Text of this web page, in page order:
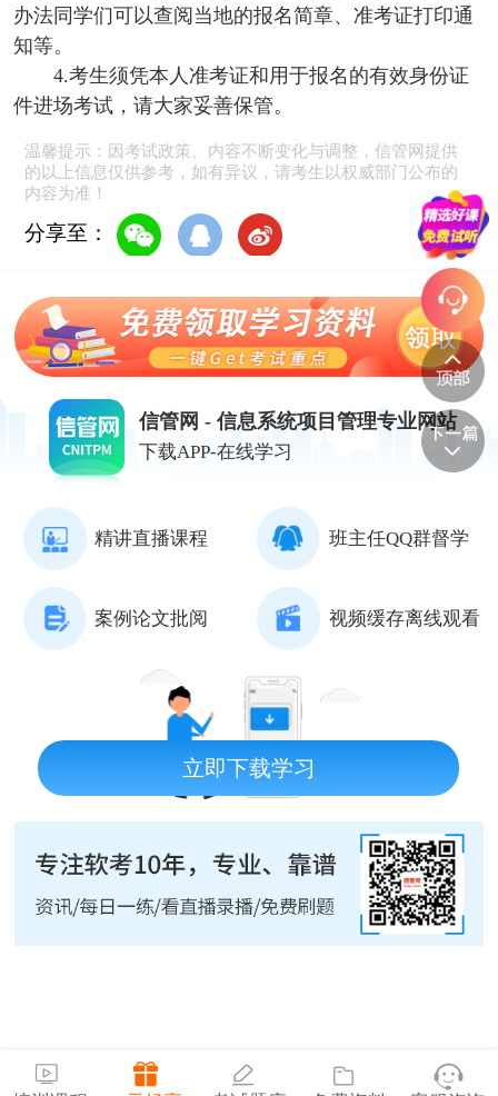
办法同学们可以查阅当地的报名简章、准考证打印通
知等。
4.考生须凭本人准考证和用于报名的有效身份证
件进场考试，请大家妥善保管。
温馨提示：因考试政策、内容不断变化与调整，信管网提供
的以上信息仅供参考，如有异议，请考生以权威部门公布的
内容为准！
分享至：
信管网 - 信息系统项目管理专业网站
下载APP-在线学习
精讲直播课程 班主任QQ群督学
案例论文批阅 视频缓存离线观看
立即下载学习